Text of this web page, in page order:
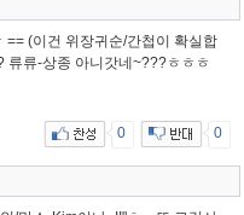
== (이건 위장귀순/간첩이 확실합
류류-상종 아니갓네~???ㅎㅎㅎ
0 0